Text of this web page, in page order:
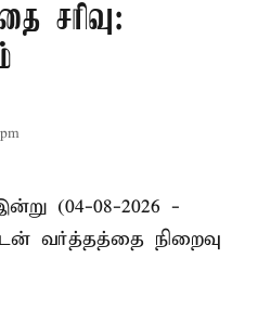
சரிவு:
(04-08-2026 -
வர்த்தத்தை நிறைவு